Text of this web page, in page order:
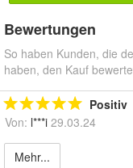
Bewertungen
So haben Kunden, die
haben, den Kauf
Positiv
Von: l***i 29.03.24
Mehr...